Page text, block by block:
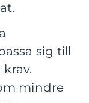
sig till
mindre